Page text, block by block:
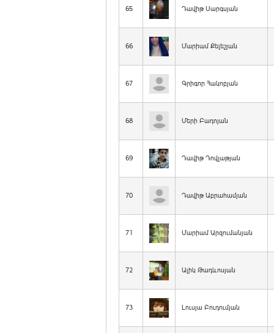
65 Դավիթ Սարգսյան
66 Մարիամ Քելեշյան
67 Գրիգոր Հակոբյան
68 Մերի Բադոյան
69 Դավիթ Դովլաթյան
70 Դավիթ Աբրահամյան
71 Մարիամ Արզումանյան
72 Ալիկ Թադևոսյան
73 Լուսյա Բուդումյան